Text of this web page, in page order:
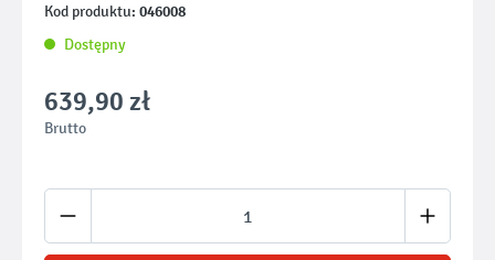
Kod produktu: 046008
Dostępny
639,90 zł
Brutto
Ilość produktu: Wprowadź żądaną ilość